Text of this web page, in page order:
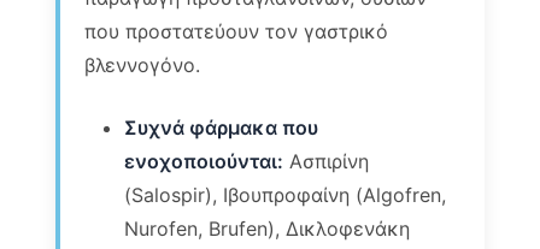
που προστατεύουν τον γαστρικό
βλεννογόνο.
Συχνά φάρμακα που
ενοχοποιούνται: Ασπιρίνη
(Salospir), Ιβουπροφαίνη (Algofren,
Nurofen, Brufen), Δικλοφενάκη